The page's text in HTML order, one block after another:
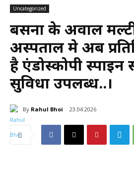
Uncategorized
बसना के अग्रवाल
अस्पताल मे अब
है एंडोस्कोपी स्पाइन
सुविधा उपलब्ध..।
By Rahul Bhoi 23.04.2026